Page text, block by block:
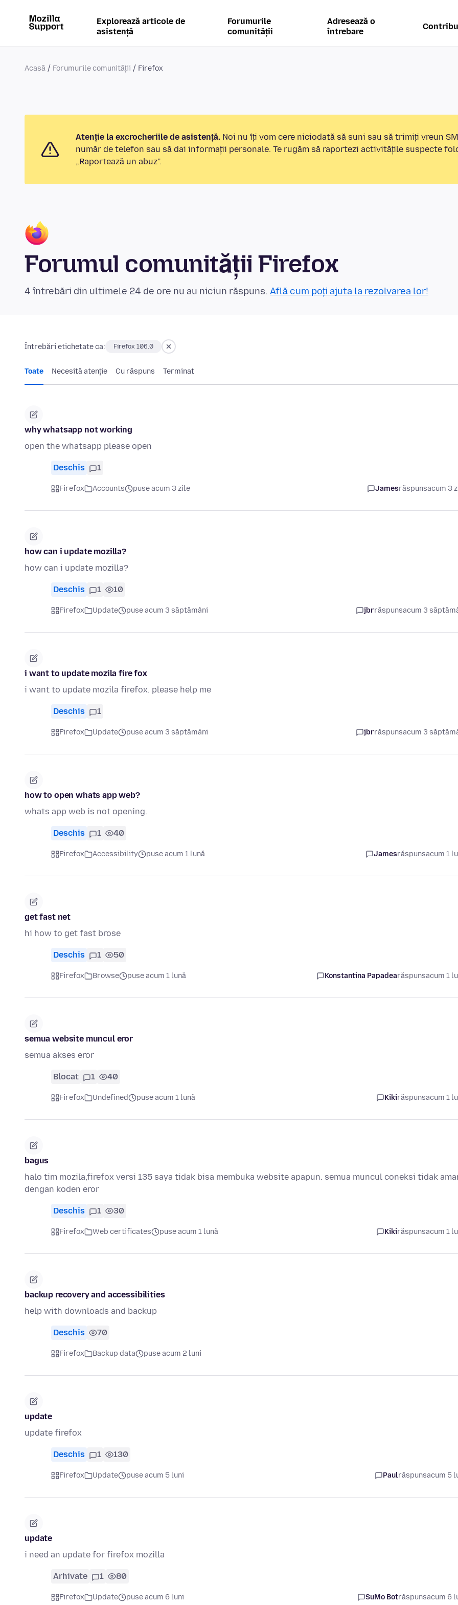
Explorează articole de
asistență
Forumurile
comunității
Adresează o
întrebare
Acasă Forumurile comunității Firefox
Atenție la excrocheriile de asistență. Noi nu îți vom cere niciodată să suni sau să trimiți vreun
număr de telefon sau să dai informații personale. Te rugăm să raportezi activitățile suspecte
„Raportează un abuz”.
Forumul comunității Firefox
4 întrebări din ultimele 24 de ore nu au niciun răspuns. Află cum poți ajuta la rezolvarea lor!
Întrebări etichetate ca: Firefox 106.0
Toate Necesită atenție Cu răspuns Terminat
why whatsapp not working
open the whatsapp please open
Deschis 1
Firefox Accounts puse acum 3 zile Jamesrăspunsacum 3
how can i update mozilla?
how can i update mozilla?
Deschis 1 10
Firefox Update puse acum 3 săptămâni jbrrăspunsacum 3
i want to update mozila fire fox
i want to update mozila firefox. please help me
Deschis 1
Firefox Update puse acum 3 săptămâni jbrrăspunsacum 3
how to open whats app web?
whats app web is not opening.
Deschis 1 40
Firefox Accessibility puse acum 1 lună Jamesrăspunsacum 1
get fast net
hi how to get fast brose
Deschis 1 50
Firefox Browse puse acum 1 lună Konstantina Papadearăspunsacum 1
semua website muncul eror
semua akses eror
Blocat 1 40
Firefox Undefined puse acum 1 lună Kikirăspunsacum 1
bagus
halo tim mozila,firefox versi 135 saya tidak bisa membuka website apapun. semua muncul coneksi tidak
dengan koden eror
Deschis 1 30
Firefox Web certificates puse acum 1 lună Kikirăspunsacum 1
backup recovery and accessibilities
help with downloads and backup
Deschis 70
Firefox Backup data puse acum 2 luni
update
update firefox
Deschis 1 130
Firefox Update puse acum 5 luni Paulrăspunsacum 5
update
i need an update for firefox mozilla
Arhivate 1 80
Firefox Update puse acum 6 luni SuMo Botrăspunsacum 6